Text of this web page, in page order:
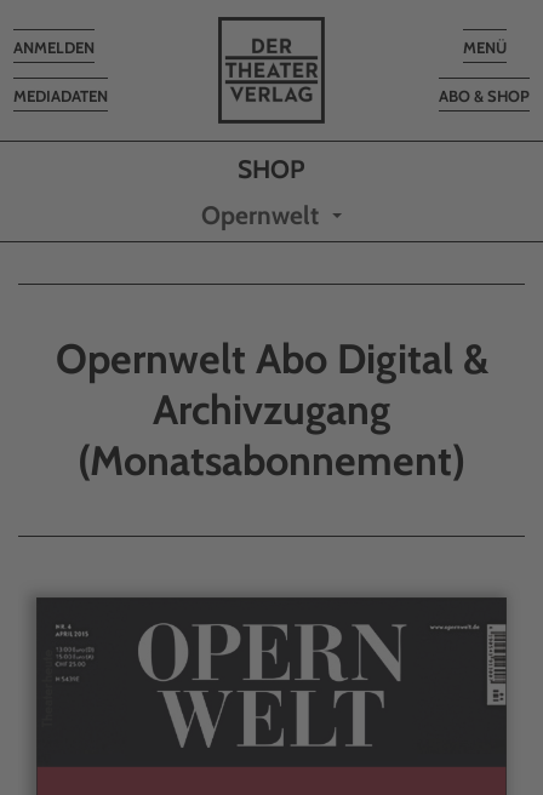
Toggle
MENÜ
ABO & SHOP
MEDIADATEN
Toggle
navigation
ANMELDEN
Opernwelt
Opernwelt Abo Digital &
Archivzugang
(Monatsabonnement)